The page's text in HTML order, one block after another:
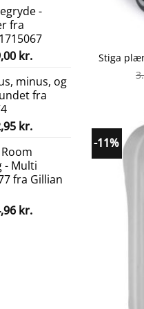
kr..
pris
269,95 kr..
-
fra
kr..
kr.Den
pris
er:
minus, og
fra
kr..
kr.Den
pris
er:
152,95 kr..
- Multi
fra Gillian
kr.Den
-11%